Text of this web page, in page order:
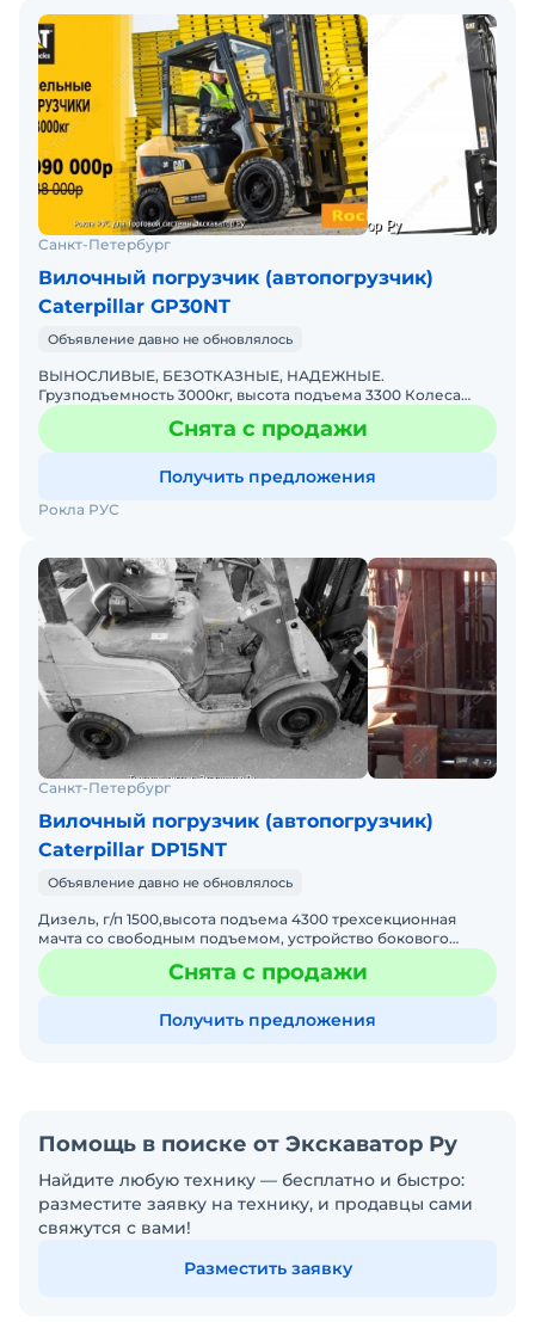
Санкт-Петербург
Вилочный погрузчик (автопогрузчик)
Caterpillar GP30NT
Объявление давно не обновлялось
ВЫНОСЛИВЫЕ, БЕЗОТКАЗНЫЕ, НАДЕЖНЫЕ.
Грузподъемность 3000кг, высота подъема 3300 Колеса
Суперэластик Дизельный двигатель Mitsubishi S4Q2,
4/2505см3 Контрольная пСнята с продажи
Получить предложения
Рокла РУС
Санкт-Петербург
Вилочный погрузчик (автопогрузчик)
Caterpillar DP15NT
Объявление давно не обновлялось
Дизель, г/п 1500,высота подъема 4300 трехсекционная
мачта со свободным подъемом, устройство бокового
смещения (сайт-шифт).
Снята с продажи
Получить предложения
Помощь в поиске от Экскаватор Ру
Найдите любую технику — бесплатно и быстро:
разместите заявку на технику, и продавцы сами
свяжутся с вами!
Разместить заявку